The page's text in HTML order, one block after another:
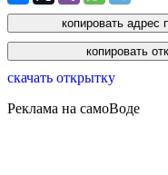
скачать открытку
Реклама на самоВоде